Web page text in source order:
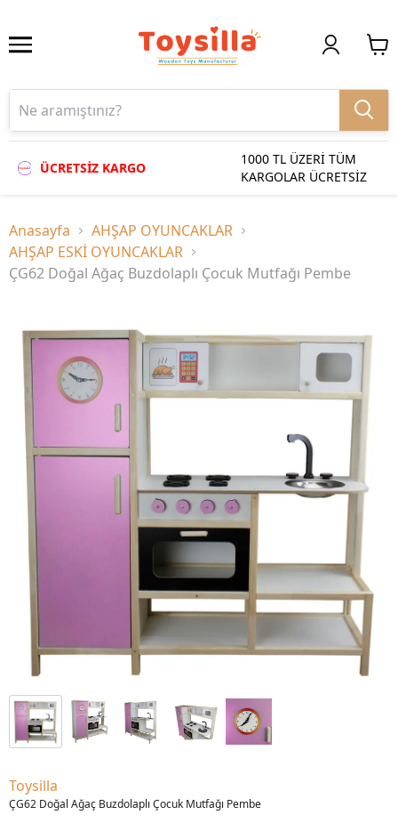
ÜCRETSİZ KARGO
1000 TL ÜZERİ TÜM
KARGOLAR ÜCRETSİZ
Anasayfa
AHŞAP OYUNCAKLAR
AHŞAP ESKİ OYUNCAKLAR
ÇG62 Doğal Ağaç Buzdolaplı Çocuk Mutfağı Pembe
Toysilla
ÇG62 Doğal Ağaç Buzdolaplı Çocuk Mutfağı Pembe